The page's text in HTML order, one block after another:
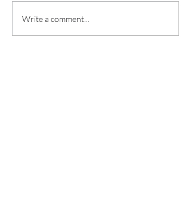
'신용카드로 월세 납부' AI
프롭테크 데브디, 프리A
Write a comment...